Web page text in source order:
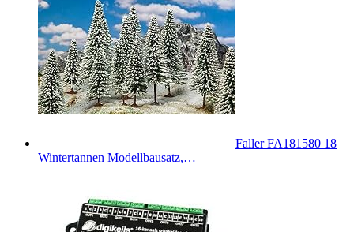
Faller FA181580 18
Wintertannen Modellbausatz,…